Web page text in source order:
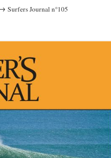
Surfers Journal n°105